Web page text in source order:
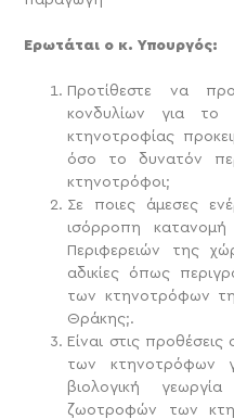
Ερωτάται ο κ. Υπουργός:
Προτίθεστε να
κονδυλίων για το
κτηνοτροφίας
όσο το δυνατόν
κτηνοτρόφοι;
Σε ποιες άμεσες
ισόρροπη
Περιφερειών της
αδικίες όπως
των κτηνοτρόφων
Θράκης;.
Είναι στις
των κτηνοτρόφων
βιολογική
ζωοτροφών των